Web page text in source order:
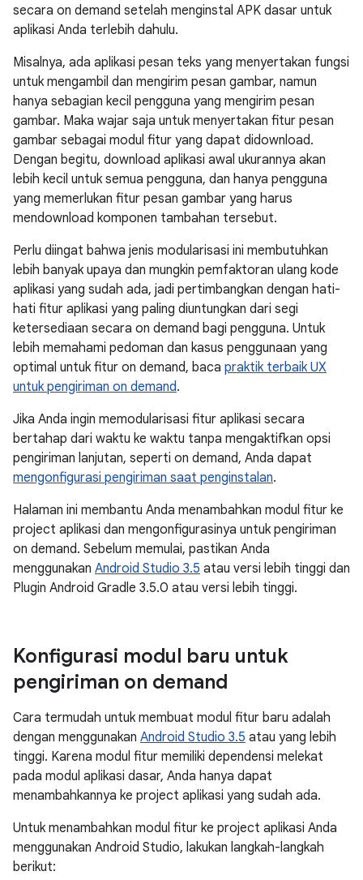
secara on demand setelah menginstal APK dasar untuk
aplikasi Anda terlebih dahulu.
Misalnya, ada aplikasi pesan teks yang menyertakan fungsi
untuk mengambil dan mengirim pesan gambar, namun
hanya sebagian kecil pengguna yang mengirim pesan
gambar. Maka wajar saja untuk menyertakan fitur pesan
gambar sebagai modul fitur yang dapat didownload.
Dengan begitu, download aplikasi awal ukurannya akan
lebih kecil untuk semua pengguna, dan hanya pengguna
yang memerlukan fitur pesan gambar yang harus
mendownload komponen tambahan tersebut.
Perlu diingat bahwa jenis modularisasi ini membutuhkan
lebih banyak upaya dan mungkin pemfaktoran ulang kode
aplikasi yang sudah ada, jadi pertimbangkan dengan hati-
hati fitur aplikasi yang paling diuntungkan dari segi
ketersediaan secara on demand bagi pengguna. Untuk
lebih memahami pedoman dan kasus penggunaan yang
optimal untuk fitur on demand, baca praktik terbaik UX
untuk pengiriman on demand.
Jika Anda ingin memodularisasi fitur aplikasi secara
bertahap dari waktu ke waktu tanpa mengaktifkan opsi
pengiriman lanjutan, seperti on demand, Anda dapat
mengonfigurasi pengiriman saat penginstalan.
Halaman ini membantu Anda menambahkan modul fitur ke
project aplikasi dan mengonfigurasinya untuk pengiriman
on demand. Sebelum memulai, pastikan Anda
menggunakan Android Studio 3.5 atau versi lebih tinggi dan
Plugin Android Gradle 3.5.0 atau versi lebih tinggi.
Konfigurasi modul baru untuk
pengiriman on demand
Cara termudah untuk membuat modul fitur baru adalah
dengan menggunakan Android Studio 3.5 atau yang lebih
tinggi. Karena modul fitur memiliki dependensi melekat
pada modul aplikasi dasar, Anda hanya dapat
menambahkannya ke project aplikasi yang sudah ada.
Untuk menambahkan modul fitur ke project aplikasi Anda
menggunakan Android Studio, lakukan langkah-langkah
berikut: